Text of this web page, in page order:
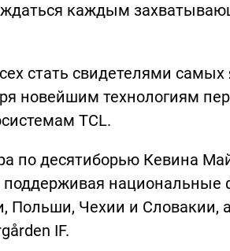
каждым
стать свидетелями самых
новейшим технологиям
TCL.
по десятиборью Кевина
поддерживая национальные
Польши, Чехии и Словакии,
IF.